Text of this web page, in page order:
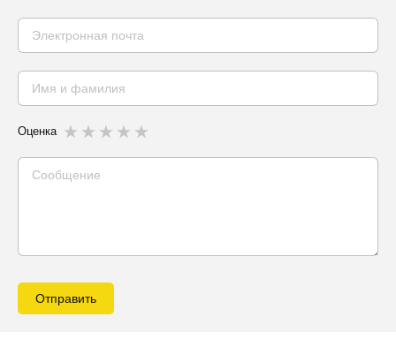
Оценка
Отправить